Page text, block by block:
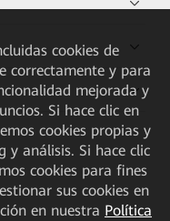
cookies de
correctamente y para
mejorada y
Si hace clic en
cookies propias y
y análisis. Si hace clic
cookies para fines
sus cookies en
en nuestra Política